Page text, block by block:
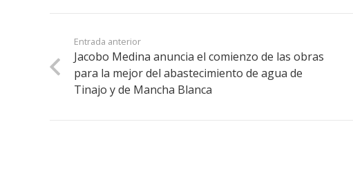
Entrada anterior
Jacobo Medina anuncia el comienzo de las obras
para la mejor del abastecimiento de agua de
Tinajo y de Mancha Blanca